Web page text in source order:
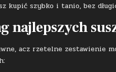
kupić szybko i tanio, bez
najlepszych
acz rzetelne zestawienie